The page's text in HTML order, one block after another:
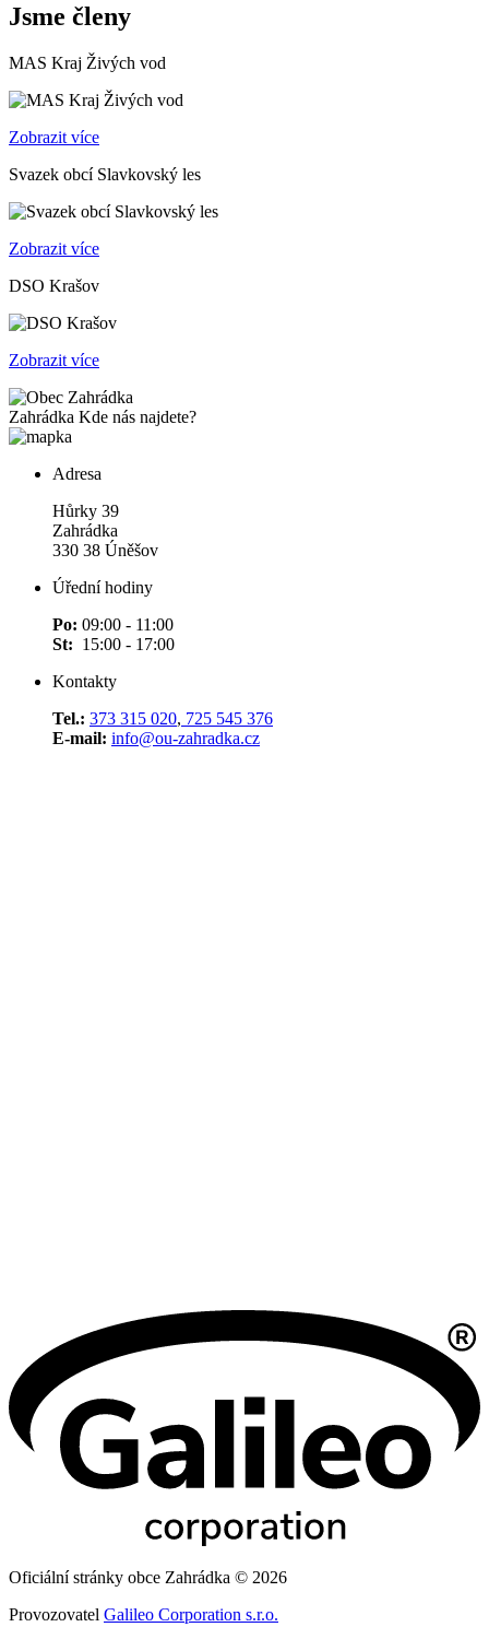
Jsme členy
MAS Kraj Živých vod
Zobrazit více
Svazek obcí Slavkovský les
Zobrazit více
DSO Krašov
Zobrazit více
Zahrádka Kde nás najdete?
Adresa
Hůrky 39
Zahrádka
330 38 Úněšov
Úřední hodiny
Po: 09:00 - 11:00
St: 15:00 - 17:00
Kontakty
Tel.: 373 315 020, 725 545 376
E-mail: info@ou-zahradka.cz
Oficiální stránky obce Zahrádka © 2026
Provozovatel Galileo Corporation s.r.o.